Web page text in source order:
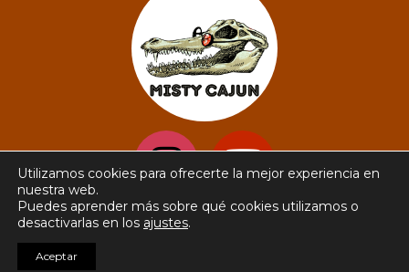
© 2026 Misty Cajun music ·
Utilizamos cookies para ofrecerte la mejor experiencia en
nuestra web.
Puedes aprender más sobre qué cookies utilizamos o
desactivarlas en los ajustes.
Aceptar